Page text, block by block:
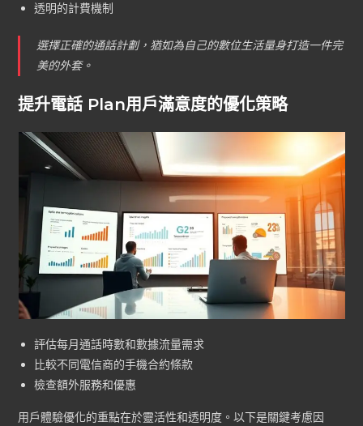
透明的計費機制
選擇正確的通話計劃，猶如為自己的數位生活量身打造一件完
美的外套。
提升電話 Plan用戶滿意度的優化策略
評估每月通話時數和數據流量需求
比較不同電信商的手機合約條款
檢查額外服務和優惠
用戶體驗優化的重點在於靈活性和透明度。以下是關鍵考慮因